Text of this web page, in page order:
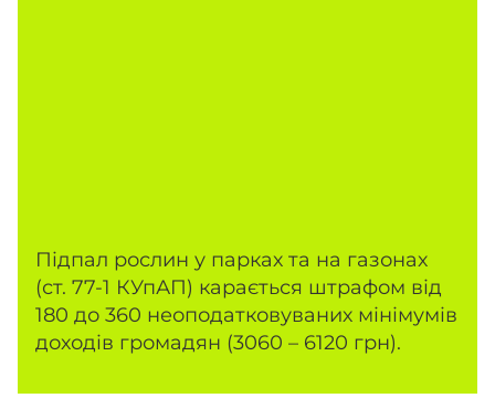
Підпал рослин у парках та на газонах
(ст. 77-1 КУпАП) карається штрафом від
180 до 360 неоподатковуваних мінімумів
доходів громадян (3060 – 6120 грн).